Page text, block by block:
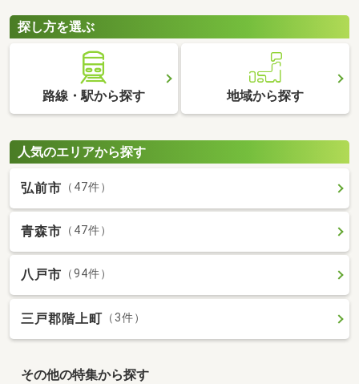
探し方を選ぶ
路線・駅から探す 地域から探す
人気のエリアから探す
弘前市 （47件）
青森市 （47件）
八戸市 （94件）
三戸郡階上町 （3件）
その他の特集から探す